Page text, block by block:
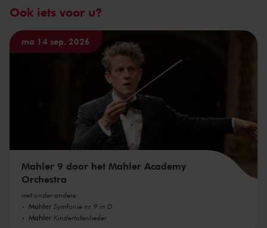
Ook iets voor u?
ma 14 sep. 2026
Mahler 9 door het Mahler Academy
Orchestra
met onder andere
Mahler Symfonie nr. 9 in D
Mahler Kindertotenlieder